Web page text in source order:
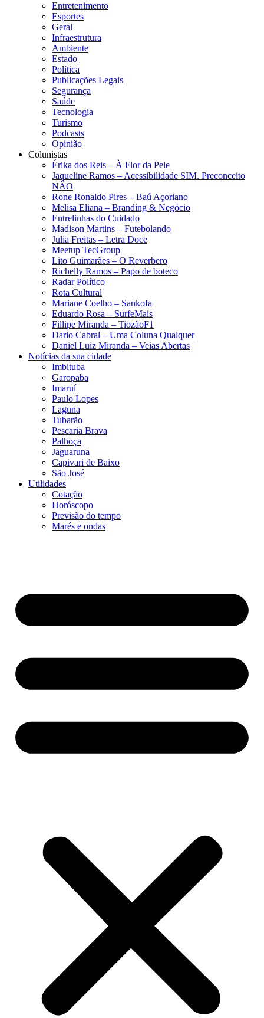
Entretenimento
Esportes
Geral
Infraestrutura
Ambiente
Estado
Política
Publicações Legais
Segurança
Saúde
Tecnologia
Turismo
Podcasts
Opinião
Colunistas
Érika dos Reis​ – À Flor da Pele
Jaqueline Ramos – Acessibilidade SIM. Preconceito
NÃO
Rone Ronaldo Pires – Baú Açoriano
Melisa Eliana – Branding & Negócio
Entrelinhas do Cuidado
Madison Martins – Futebolando
Julia Freitas​ – Letra Doce
Meetup TecGroup
Lito Guimarães – O Reverbero
Richelly Ramos​ – Papo de boteco
Radar Político
Rota Cultural
Mariane Coelho – Sankofa
Eduardo Rosa​ – SurfeMais
Fillipe Miranda – TiozãoF1
Dario Cabral – Uma Coluna Qualquer
Daniel Luiz Miranda – Veias Abertas
Notícias da sua cidade
Imbituba
Garopaba
Imaruí
Paulo Lopes
Laguna
Tubarão
Pescaria Brava
Palhoça
Jaguaruna
Capivari de Baixo
São José
Utilidades
Cotação
Horóscopo
Previsão do tempo
Marés e ondas